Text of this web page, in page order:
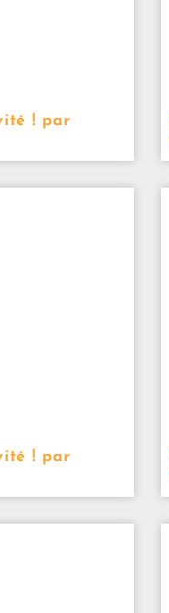
! par
! par